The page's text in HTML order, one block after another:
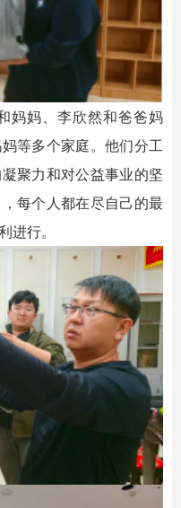
妈妈、李欣然和爸爸妈
等多个家庭。他们分工
聚力和对公益事业的坚
每个人都在尽自己的最
进行。